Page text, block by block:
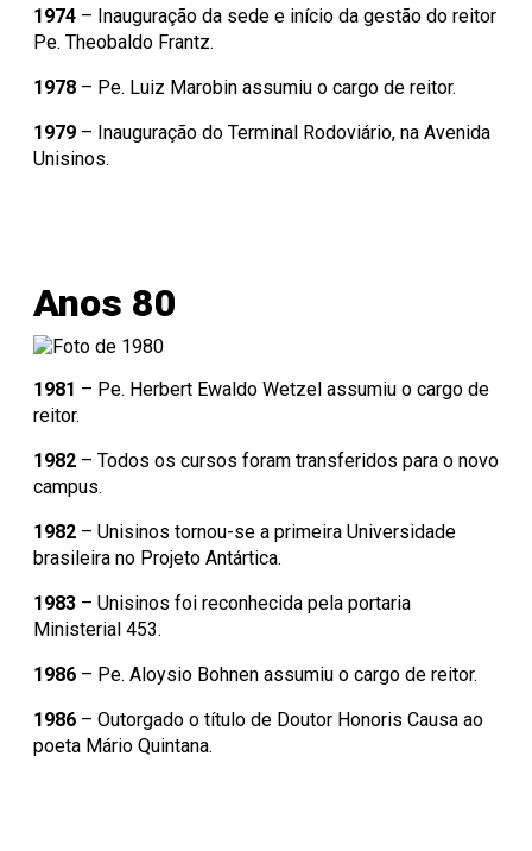
1974 – Inauguração da sede e início da gestão do reitor
Pe. Theobaldo Frantz.
1978 – Pe. Luiz Marobin assumiu o cargo de reitor.
1979 – Inauguração do Terminal Rodoviário, na Avenida
Unisinos.
Anos 80
1981 – Pe. Herbert Ewaldo Wetzel assumiu o cargo de
reitor.
1982 – Todos os cursos foram transferidos para o novo
campus.
1982 – Unisinos tornou-se a primeira Universidade
brasileira no Projeto Antártica.
1983 – Unisinos foi reconhecida pela portaria
Ministerial 453.
1986 – Pe. Aloysio Bohnen assumiu o cargo de reitor.
1986 – Outorgado o título de Doutor Honoris Causa ao
poeta Mário Quintana.